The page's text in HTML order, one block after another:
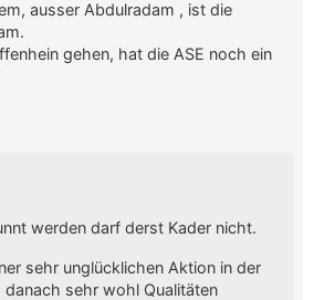
ausser Abdulradam , ist die
gehen, hat die ASE noch ein
werden darf derst Kader nicht.
sehr unglücklichen Aktion in der
sehr wohl Qualitäten